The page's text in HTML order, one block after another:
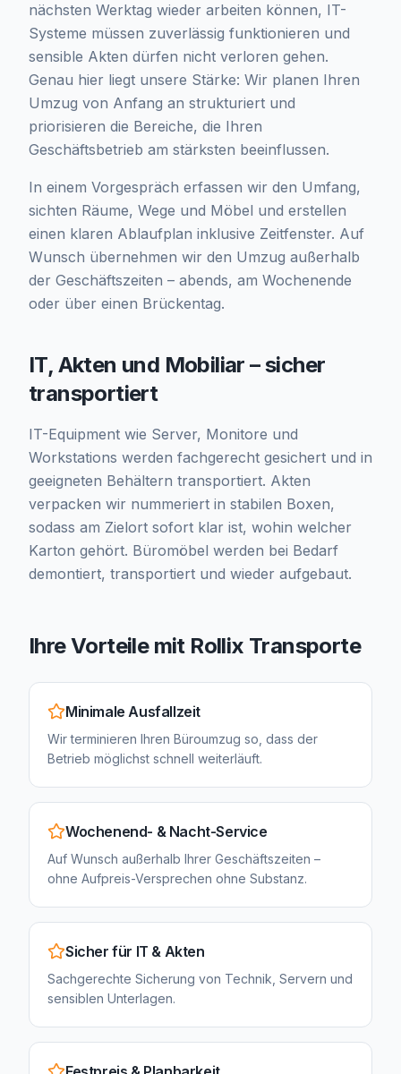
nächsten Werktag wieder arbeiten können, IT-
Systeme müssen zuverlässig funktionieren und
sensible Akten dürfen nicht verloren gehen.
Genau hier liegt unsere Stärke: Wir planen Ihren
Umzug von Anfang an strukturiert und
priorisieren die Bereiche, die Ihren
Geschäftsbetrieb am stärksten beeinflussen.
In einem Vorgespräch erfassen wir den Umfang,
sichten Räume, Wege und Möbel und erstellen
einen klaren Ablaufplan inklusive Zeitfenster. Auf
Wunsch übernehmen wir den Umzug außerhalb
der Geschäftszeiten – abends, am Wochenende
oder über einen Brückentag.
IT, Akten und Mobiliar – sicher
transportiert
IT-Equipment wie Server, Monitore und
Workstations werden fachgerecht gesichert und in
geeigneten Behältern transportiert. Akten
verpacken wir nummeriert in stabilen Boxen,
sodass am Zielort sofort klar ist, wohin welcher
Karton gehört. Büromöbel werden bei Bedarf
demontiert, transportiert und wieder aufgebaut.
Ihre Vorteile mit Rollix Transporte
Minimale Ausfallzeit
Wir terminieren Ihren Büroumzug so, dass der
Betrieb möglichst schnell weiterläuft.
Wochenend- & Nacht-Service
Auf Wunsch außerhalb Ihrer Geschäftszeiten –
ohne Aufpreis-Versprechen ohne Substanz.
Sicher für IT & Akten
Sachgerechte Sicherung von Technik, Servern und
sensiblen Unterlagen.